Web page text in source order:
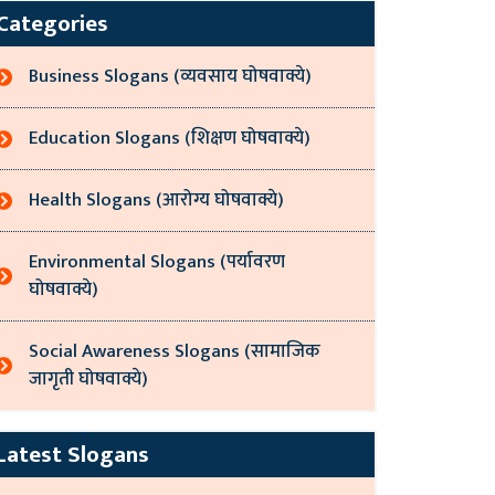
Business Slogans (व्यवसाय घोषवाक्ये)
Education Slogans (शिक्षण घोषवाक्ये)
Health Slogans (आरोग्य घोषवाक्ये)
Environmental Slogans (पर्यावरण
घोषवाक्ये)
Social Awareness Slogans (सामाजिक
जागृती घोषवाक्ये)
Slogans